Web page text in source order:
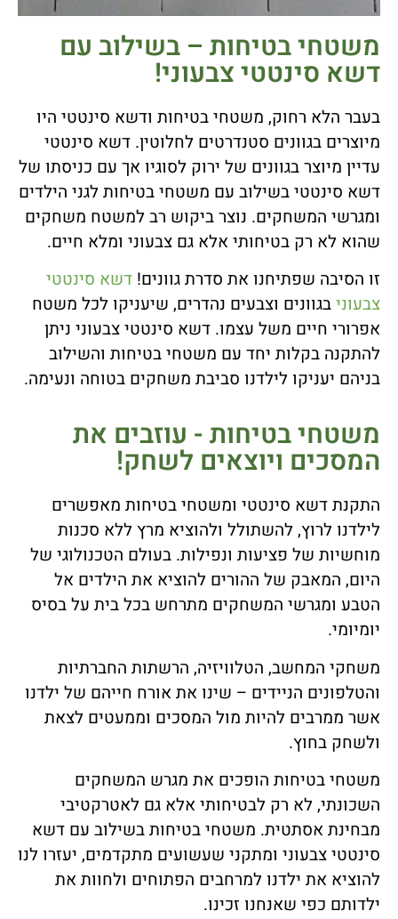
משטחי בטיחות – בשילוב עם
דשא סינטטי צבעוני!
בעבר הלא רחוק, משטחי בטיחות ודשא סינטטי היו
מיוצרים בגוונים סטנדרטים לחלוטין. דשא סינטטי
עדיין מיוצר בגוונים של ירוק לסוגיו אך עם כניסתו של
דשא סינטטי בשילוב עם משטחי בטיחות לגני הילדים
ומגרשי המשחקים. נוצר ביקוש רב למשטח משחקים
שהוא לא רק בטיחותי אלא גם צבעוני ומלא חיים.
זו הסיבה שפתיחנו את סדרת גוונים! דשא סינטטי
צבעוניבגוונים וצבעים נהדרים, שיעניקו לכל משטח
אפרורי חיים משל עצמו. דשא סינטטי צבעוני ניתן
להתקנה בקלות יחד עם משטחי בטיחות והשילוב
בניהם יעניקו לילדנו סביבת משחקים בטוחה ונעימה.
משטחי בטיחות - עוזבים את
המסכים ויוצאים לשחק!
התקנת דשא סינטטי ומשטחי בטיחות מאפשרים
לילדנו לרוץ, להשתולל ולהוציא מרץ ללא סכנות
מוחשיות של פציעות ונפילות. בעולם הטכנולוגי של
היום, המאבק של ההורים להוציא את הילדים אל
הטבע ומגרשי המשחקים מתרחש בכל בית על בסיס
יומיומי.
משחקי המחשב, הטלוויזיה, הרשתות החברתיות
והטלפונים הניידים – שינו את אורח חייהם של ילדנו
אשר ממרבים להיות מול המסכים וממעטים לצאת
ולשחק בחוץ.
משטחי בטיחות הופכים את מגרש המשחקים
השכונתי, לא רק לבטיחותי אלא גם לאטרקטיבי
מבחינת אסתטית. משטחי בטיחות בשילוב עם דשא
סינטטי צבעוני ומתקני שעשועים מתקדמים, יעזרו לנו
להוציא את ילדנו למרחבים הפתוחים ולחוות את
ילדותם כפי שאנחנו זכינו.